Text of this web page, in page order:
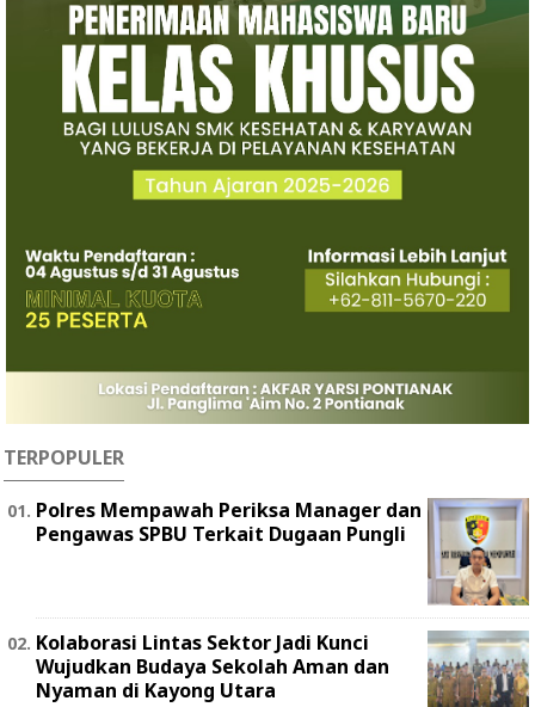
TERPOPULER
Polres Mempawah Periksa Manager dan
Pengawas SPBU Terkait Dugaan Pungli
Kolaborasi Lintas Sektor Jadi Kunci
Wujudkan Budaya Sekolah Aman dan
Nyaman di Kayong Utara